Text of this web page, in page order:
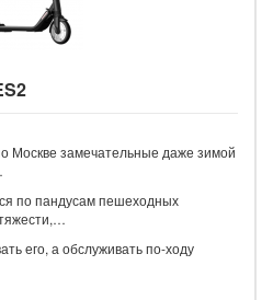
Москве замечательные даже зимой
по пандусам пешеходных
его, а обслуживать по-ходу